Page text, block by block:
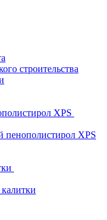
строительства
XPS
пенополистирол XPS